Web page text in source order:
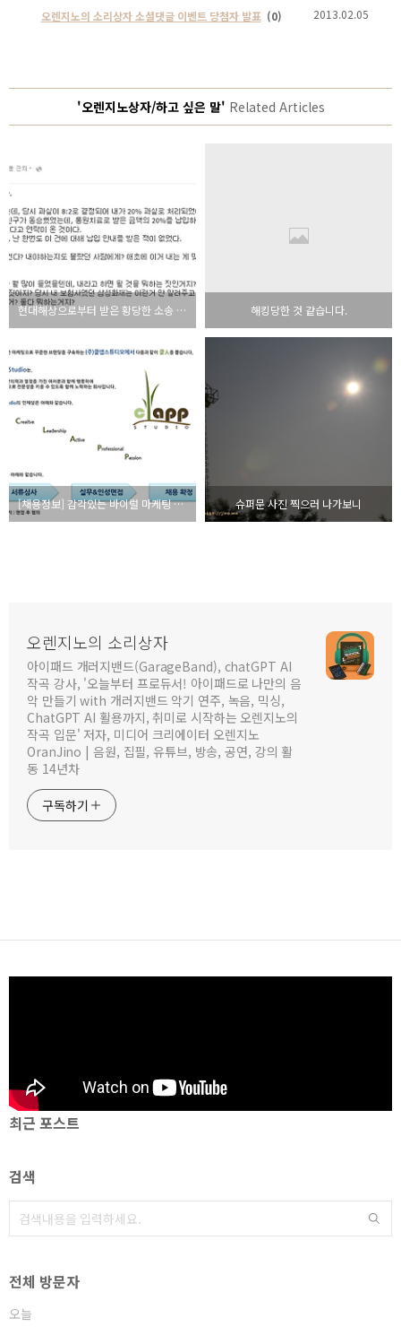
오렌지노의 소리상자 소셜댓글 이벤트 당첨자 발표 (0) 2013.02.05
'오렌지노상자/하고 싶은 말' Related Articles
현대해상으로부터 받은 황당한 소송 사건 해킹당한 것 같습니다.
[채용정보] 감각있는 바이럴 마케팅 담당자 구인 슈퍼문 사진 찍으러 나가보니
오렌지노의 소리상자
아이패드 개러지밴드(GarageBand), chatGPT AI
작곡 강사, '오늘부터 프로듀서! 아이패드로 나만의 음
악 만들기 with 개러지밴드 악기 연주, 녹음, 믹싱,
ChatGPT AI 활용까지, 취미로 시작하는 오렌지노의
작곡 입문' 저자, 미디어 크리에이터 오렌지노
OranJino | 음원, 집필, 유튜브, 방송, 공연, 강의 활
동 14년차
구독하기
최근 포스트
검색
전체 방문자
오늘